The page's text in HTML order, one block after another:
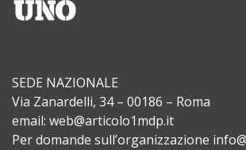
SEDE NAZIONALE
Via Zanardelli, 34 – 00186 – Roma
email: web@articolo1mdp.it
Per domande sull’organizzazione